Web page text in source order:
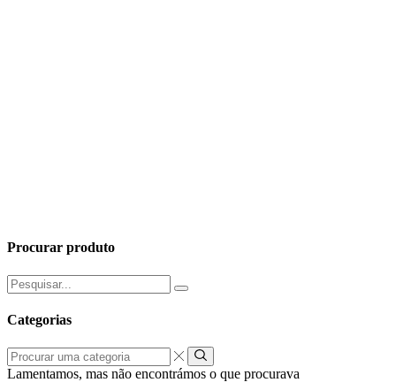
Procurar produto
Pesquisar
por:
Categorias
Procurar
uma
categoria
Lamentamos, mas não encontrámos o que procurava